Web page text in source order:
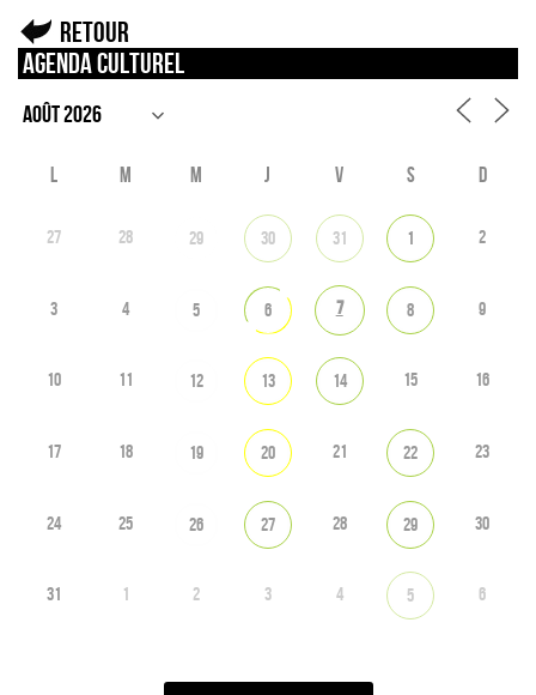
Retour
Agenda culturel
L M M J V S D
27 28 29 30 31 1 2
3 4 5 6 7 8 9
10 11 12 13 14 15 16
17 18 19 20 21 22 23
24 25 26 27 28 29 30
31 1 2 3 4 5 6